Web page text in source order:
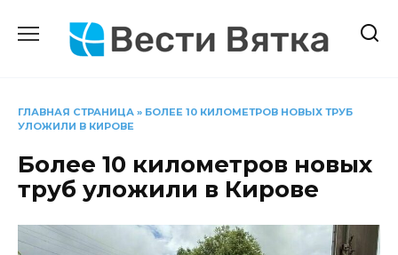
содержанию
ГЛАВНАЯ СТРАНИЦА » БОЛЕЕ 10 КИЛОМЕТРОВ НОВЫХ ТРУБ
УЛОЖИЛИ В КИРОВЕ
Более 10 километров новых
труб уложили в Кирове